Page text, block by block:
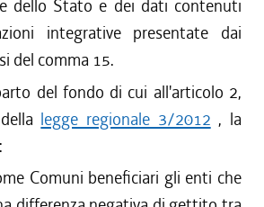
dello Stato e dei dati contenuti
integrative presentate dai
del comma 15.
del fondo di cui all'articolo 2,
legge regionale 3/2012 , la
Comuni beneficiari gli enti che